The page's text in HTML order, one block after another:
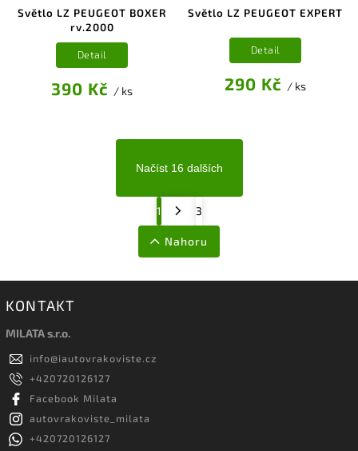
Světlo LZ PEUGEOT BOXER
rv.2000
390 Kč / ks
Detail
Světlo LZ PEUGEOT EXPERT
290 Kč / ks
Detail
Načíst 16 dalších
1 3
Nahoru
KONTAKT
MILATA s.r.o.
info@iautovrakoviste.cz
+420720126127
Facebook Milata
autovrakoviste_milata
+420720126127